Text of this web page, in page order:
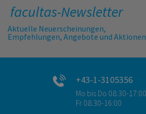
facultas-Newsletter
Aktuelle Neuerscheinungen,
Empfehlungen, Angebote und Aktionen
+43-1-3105356
Mo bis Do 08:30-17:00
Fr 08:30-16:00